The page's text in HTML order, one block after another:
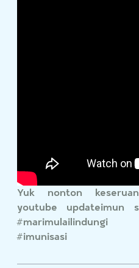
Yuk nonton
youtube updateimun
#marimulailindungi
#imunisasi